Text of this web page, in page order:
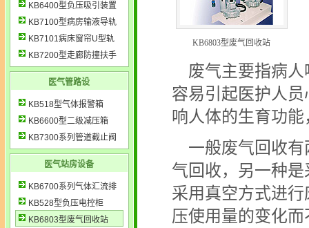
KB6400型负压吸引装置
KB7100型病房输液导轨
KB7101病床窗帘U型轨
KB7200型走廊防撞扶手
医气管路设
KB518型气体报警箱
KB6600型二级减压箱
KB7300系列管道截止阀
医气站房设备
KB6700系列气体汇流排
KB528型负压电控柜
KB6803型废气回收站
KB6803型废气回收站
废气主要指病
容易引起医护人
响人体的生育功
一般废气回收
气回收，另一种
采用真空方式进
压使用量的变化